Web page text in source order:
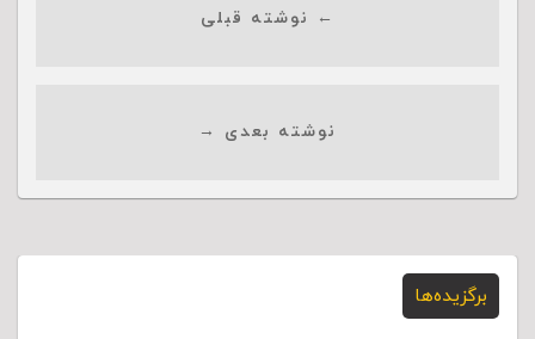
← نوشته قبلی
نوشته بعدی →
برگزیده‌ها